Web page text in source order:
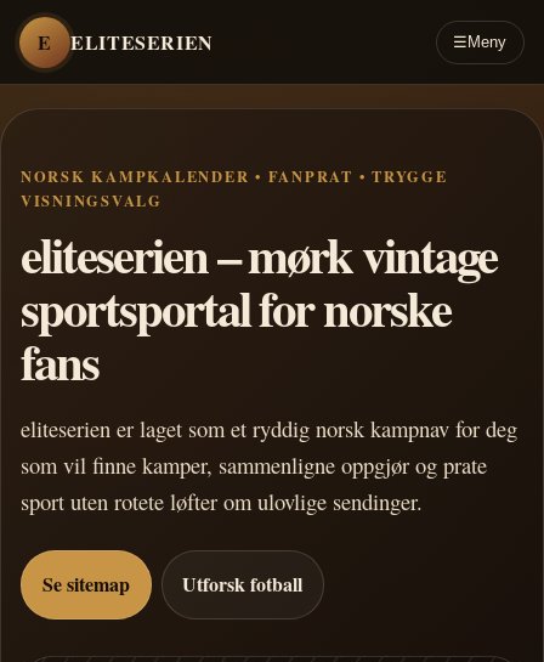
E ELITESERIEN ☰ Meny
NORSK KAMPKALENDER • FANPRAT • TRYGGE
VISNINGSVALG
eliteserien – mørk vintage
sportsportal for norske
fans
eliteserien er laget som et ryddig norsk kampnav for deg
som vil finne kamper, sammenligne oppgjør og prate
sport uten rotete løfter om ulovlige sendinger.
Se sitemap Utforsk fotball